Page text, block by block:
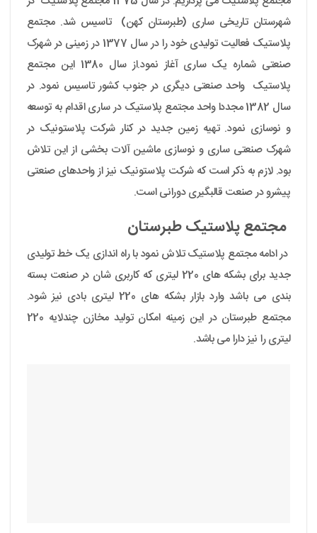
شهرستان تاریخی ساری (طبرستان کهن) تاسیس شد. مجتمع
پلاستیک فعالیت تولیدی خود را در سال 1377 در زمینی در شهرک
صنعتی شماره یک ساری آغاز نمود.از سال 1380 این مجتمع
پلاستیک واحد صنعتی دیگری در جنوب کشور تاسیس نمود. در
سال 1382 مجددا واحد مجتمع پلاستیک در ساری اقدام به توسعه
و نوسازی نمود. تهیه زمین جدید در کنار شرکت پلاستونیک در
شهرک صنعتی ساری و نوسازی ماشین آلات بخشی از این تلاش
بود. لازم به ذکر است که شرکت پلاستونیک نیز از واحدهای صنعتی
پیشرو در صنعت قالبگیری دورانی است.
مجتمع پلاستیک طبرستان
در ادامه مجتمع پلاستیک تلاش نمود با راه اندازی یک خط تولیدی
جدید برای بشکه های 220 لیتری که کاربری شان در صنعت بسته
بندی می باشد وارد بازار بشکه های 220 لیتری بادی نیز شود.
مجتمع طبرستان در این زمینه امکان تولید مخازن چندلایه 220
لیتری را نیز دارا می باشد.